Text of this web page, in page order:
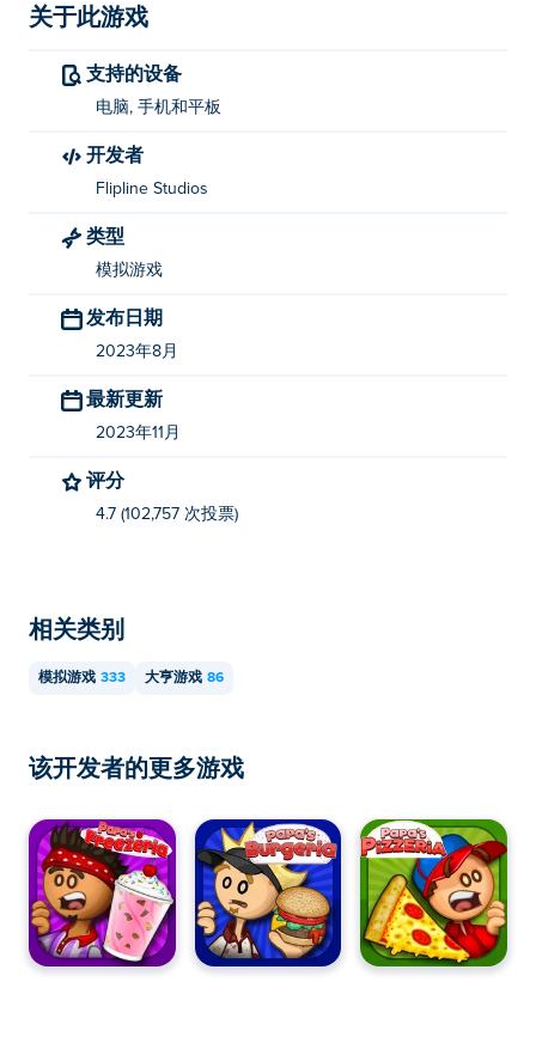
Papa's Pancakeria 由 Flipline Studios 创建。玩他们的其
Papa's Pizzeria
您可以在 Poki 上免费玩 Papa's Pancakeria。
我可以在移动设备和桌面设备上玩 Papa's
Pancakeria 吗？
Papa's Pancakeria 可以在您的计算机以及手机和平板电脑
关于此游戏
支持的设备
电脑, 手机和平板
开发者
Flipline Studios
类型
模拟游戏
发布日期
2023年8月
最新更新
2023年11月
评分
4.7 (102,757 次投票)
相关类别
模拟游戏 333 大亨游戏 86
该开发者的更多游戏